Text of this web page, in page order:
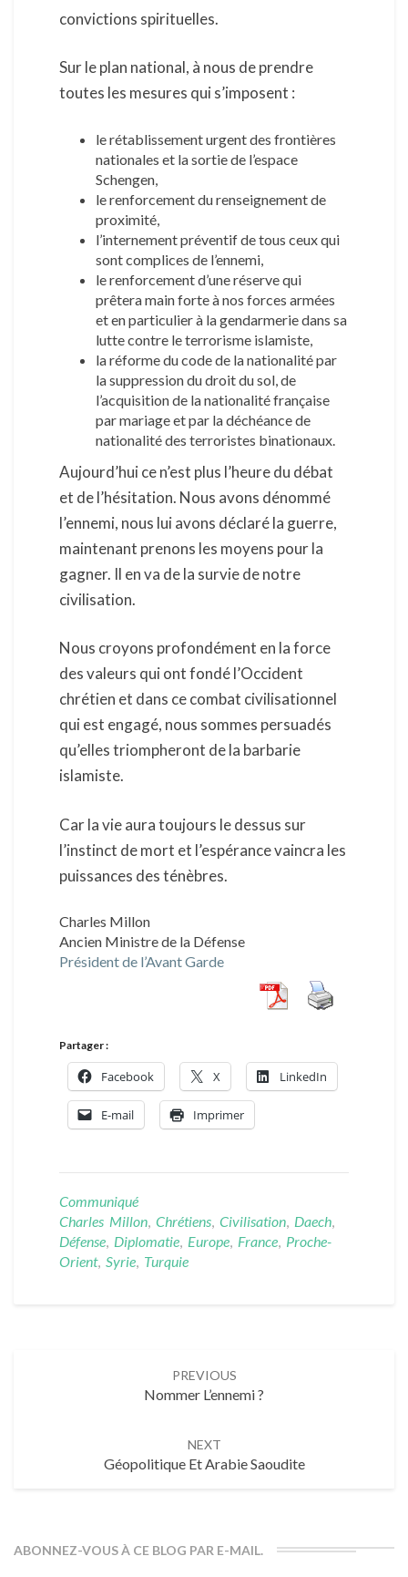
convictions spirituelles.
Sur le plan national, à nous de prendre
toutes les mesures qui s’imposent :
le rétablissement urgent des frontières
nationales et la sortie de l’espace
Schengen,
le renforcement du renseignement de
proximité,
l’internement préventif de tous ceux qui
sont complices de l’ennemi,
le renforcement d’une réserve qui
prêtera main forte à nos forces armées
et en particulier à la gendarmerie dans sa
lutte contre le terrorisme islamiste,
la réforme du code de la nationalité par
la suppression du droit du sol, de
l’acquisition de la nationalité française
par mariage et par la déchéance de
nationalité des terroristes binationaux.
Aujourd’hui ce n’est plus l’heure du débat
et de l’hésitation. Nous avons dénommé
l’ennemi, nous lui avons déclaré la guerre,
maintenant prenons les moyens pour la
gagner. Il en va de la survie de notre
civilisation.
Nous croyons profondément en la force
des valeurs qui ont fondé l’Occident
chrétien et dans ce combat civilisationnel
qui est engagé, nous sommes persuadés
qu’elles triompheront de la barbarie
islamiste.
Car la vie aura toujours le dessus sur
l’instinct de mort et l’espérance vaincra les
puissances des ténèbres.
Charles Millon
Ancien Ministre de la Défense
Président de l’Avant Garde
Partager :
Facebook X LinkedIn
E-mail Imprimer
Communiqué
Charles Millon, Chrétiens, Civilisation, Daech,
Défense, Diplomatie, Europe, France, Proche-
Orient, Syrie, Turquie
PREVIOUS
Nommer L’ennemi ?
NEXT
Géopolitique Et Arabie Saoudite
ABONNEZ-VOUS À CE BLOG PAR E-MAIL.